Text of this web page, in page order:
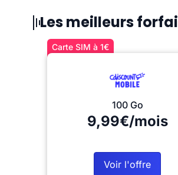
Les meilleurs
Carte SIM à 1€
100 Go
9,99€/mois
Voir l'offre